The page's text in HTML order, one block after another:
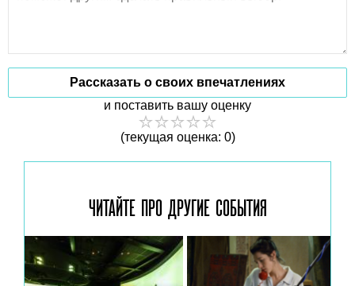
Рассказать о своих впечатлениях
и поставить вашу оценку
(текущая оценка: 0)
ЧИТАЙТЕ ПРО ДРУГИЕ СОБЫТИЯ